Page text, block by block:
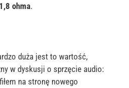
1,8 ohma.
duża jest to wartość,
w dyskusji o sprzęcie audio:
na stronę nowego